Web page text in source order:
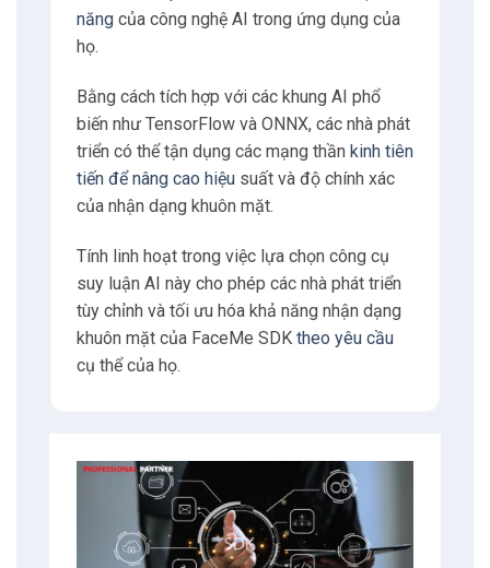
năngcủa công nghệ AI trong ứng dụng của
họ.
Bằng cách tích hợp với các khung AI phổ
biến như TensorFlow và ONNX, các nhà phát
triển có thể tận dụng các mạng thần kinh tiên
tiến để nâng cao hiệusuất và độ chính xác
của nhận dạng khuôn mặt.
Tính linh hoạt trong việc lựa chọn công cụ
suy luận AI này cho phép các nhà phát triển
tùy chỉnh và tối ưu hóa khả năng nhận dạng
khuôn mặt của FaceMe SDK theo yêu cầu
cụ thể của họ.